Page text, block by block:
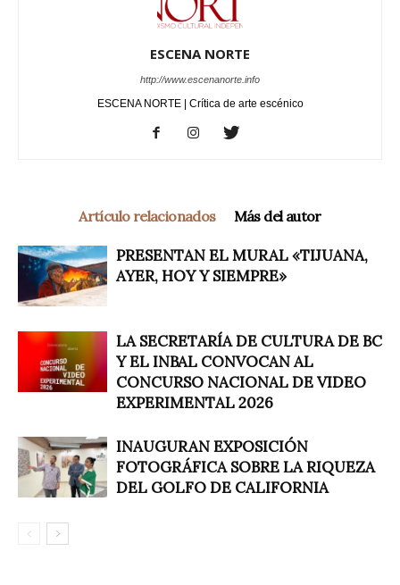
ESCENA NORTE
http://www.escenanorte.info
ESCENA NORTE | Crítica de arte escénico
Artículo relacionados Más del autor
PRESENTAN EL MURAL «TIJUANA,
AYER, HOY Y SIEMPRE»
LA SECRETARÍA DE CULTURA DE BC
Y EL INBAL CONVOCAN AL
CONCURSO NACIONAL DE VIDEO
EXPERIMENTAL 2026
INAUGURAN EXPOSICIÓN
FOTOGRÁFICA SOBRE LA RIQUEZA
DEL GOLFO DE CALIFORNIA